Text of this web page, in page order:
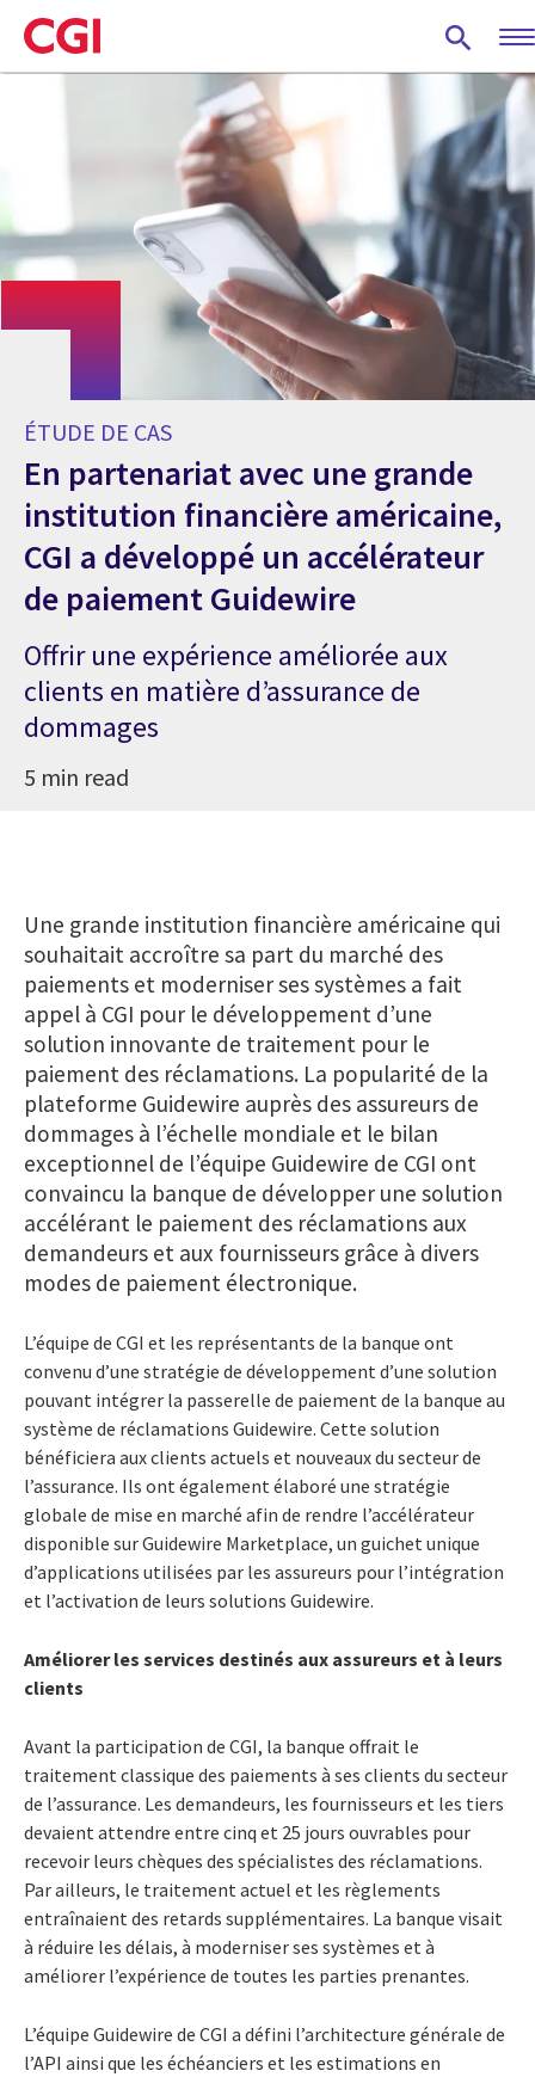
Skip
to
main
ÉTUDE DE CAS
En partenariat avec une grande
institution financière américaine,
CGI a développé un accélérateur
de paiement Guidewire
Offrir une expérience améliorée aux
clients en matière d’assurance de
dommages
5 min read
Une grande institution financière américaine qui
souhaitait accroître sa part du marché des
paiements et moderniser ses systèmes a fait
appel à CGI pour le développement d’une
solution innovante de traitement pour le
paiement des réclamations. La popularité de la
plateforme Guidewire auprès des assureurs de
dommages à l’échelle mondiale et le bilan
exceptionnel de l’équipe Guidewire de CGI ont
convaincu la banque de développer une solution
accélérant le paiement des réclamations aux
demandeurs et aux fournisseurs grâce à divers
modes de paiement électronique.
L’équipe de CGI et les représentants de la banque ont
convenu d’une stratégie de développement d’une solution
pouvant intégrer la passerelle de paiement de la banque au
système de réclamations Guidewire. Cette solution
bénéficiera aux clients actuels et nouveaux du secteur de
l’assurance. Ils ont également élaboré une stratégie
globale de mise en marché afin de rendre l’accélérateur
disponible sur Guidewire Marketplace, un guichet unique
d’applications utilisées par les assureurs pour l’intégration
et l’activation de leurs solutions Guidewire.
Améliorer les services destinés aux assureurs et à leurs
clients
Avant la participation de CGI, la banque offrait le
traitement classique des paiements à ses clients du secteur
de l’assurance. Les demandeurs, les fournisseurs et les tiers
devaient attendre entre cinq et 25 jours ouvrables pour
recevoir leurs chèques des spécialistes des réclamations.
Par ailleurs, le traitement actuel et les règlements
entraînaient des retards supplémentaires. La banque visait
à réduire les délais, à moderniser ses systèmes et à
améliorer l’expérience de toutes les parties prenantes.
L’équipe Guidewire de CGI a défini l’architecture générale de
l’API ainsi que les échéanciers et les estimations en